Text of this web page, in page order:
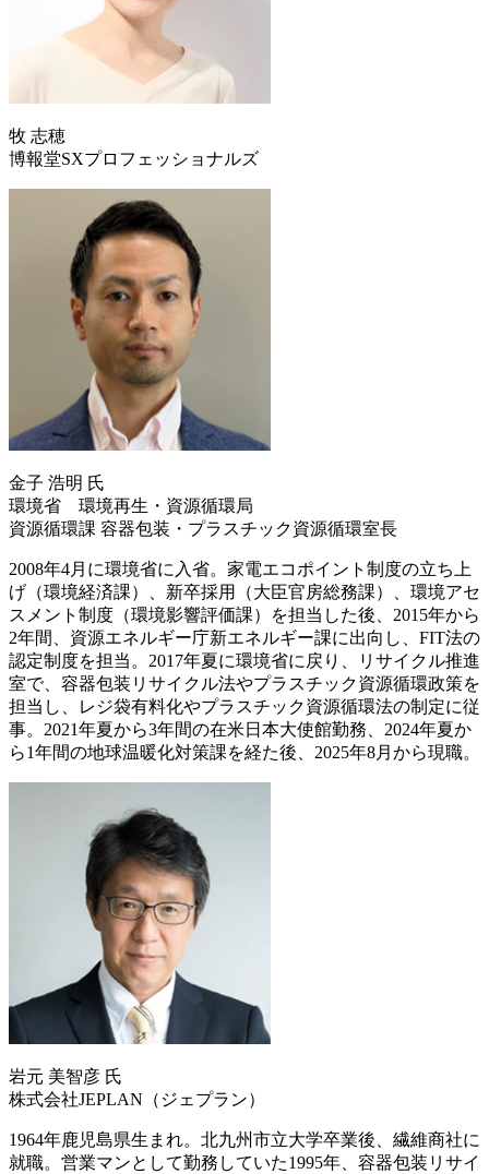
牧 志穂
博報堂SXプロフェッショナルズ
金子 浩明 氏
環境省 環境再生・資源循環局
資源循環課 容器包装・プラスチック資源循環室長
2008年4月に環境省に入省。家電エコポイント制度の立ち上
げ（環境経済課）、新卒採用（大臣官房総務課）、環境アセ
スメント制度（環境影響評価課）を担当した後、2015年から
2年間、資源エネルギー庁新エネルギー課に出向し、FIT法の
認定制度を担当。2017年夏に環境省に戻り、リサイクル推進
室で、容器包装リサイクル法やプラスチック資源循環政策を
担当し、レジ袋有料化やプラスチック資源循環法の制定に従
事。2021年夏から3年間の在米日本大使館勤務、2024年夏か
ら1年間の地球温暖化対策課を経た後、2025年8月から現職。
岩元 美智彦 氏
株式会社JEPLAN（ジェプラン）
1964年鹿児島県生まれ。北九州市立大学卒業後、繊維商社に
就職。営業マンとして勤務していた1995年、容器包装リサイ